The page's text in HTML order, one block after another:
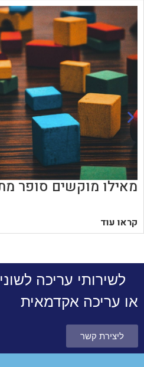
מאילו מוקשים סופר
קראו עוד
לשירותי עריכה
או עריכה אקדמאית
ליצירת קשר